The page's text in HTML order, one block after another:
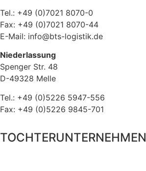
Tel.: +49 (0)7021 8070-0
Fax: +49 (0)7021 8070-44
E-Mail: info@bts-logistik.de
Niederlassung
Spenger Str. 48
D-49328 Melle
Tel.: +49 (0)5226 5947-556
Fax: +49 (0)5226 9845-701
TOCHTERUNTERNEHMEN